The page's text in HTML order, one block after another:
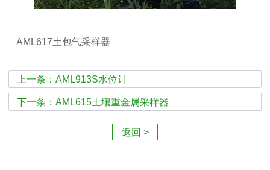
AML617土包气采样器
上一条：AML913S水位计
下一条：AML615土壤重金属采样器
返回 >